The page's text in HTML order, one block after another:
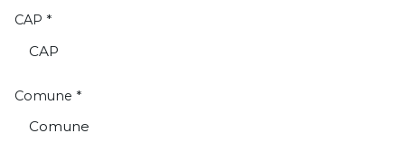
CAP *
Comune *